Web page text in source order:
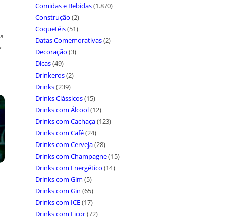
Comidas e Bebidas(1.870)
Construção (2)
Coquetéis(51)
Datas Comemorativas(2)
Decoração (3)
Dicas(49)
Drinkeros(2)
Drinks(239)
Drinks Clássicos(15)
Drinks com Álcool(12)
Drinks com Cachaça(123)
Drinks com Café(24)
Drinks com Cerveja(28)
Drinks com Champagne(15)
Drinks com Energético (14)
Drinks com Gim (5)
Drinks com Gin (65)
Drinks com ICE(17)
Drinks com Licor(72)